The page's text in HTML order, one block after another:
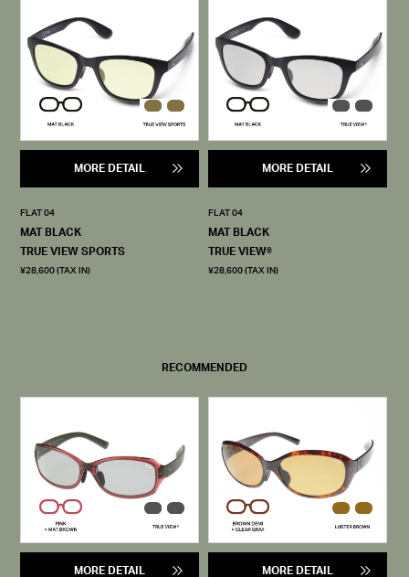
MORE DETAIL
FLAT 04
MAT BLACK
TRUE VIEW SPORTS
¥28,600 (TAX IN)
MORE DETAIL
FLAT 04
MAT BLACK
TRUE VIEW®
¥28,600 (TAX IN)
RECOMMENDED
MORE DETAIL MORE DETAIL